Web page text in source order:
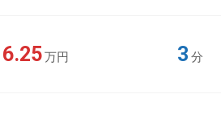
万円 3分